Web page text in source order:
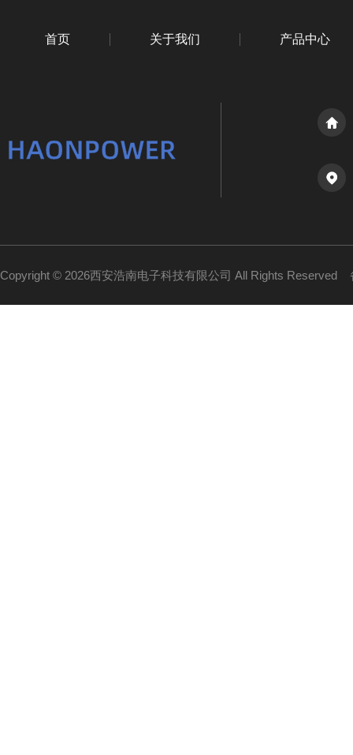
首页 关于我们 产品中心
Copyright © 2026西安浩南电子科技有限公司 All Rights Reserved